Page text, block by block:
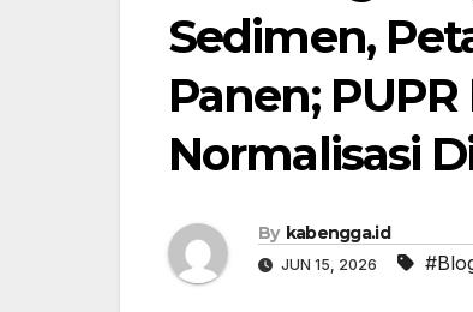
Sedimen,
Panen;
Normalisasi
By kabengga.id
JUN 15, 2026